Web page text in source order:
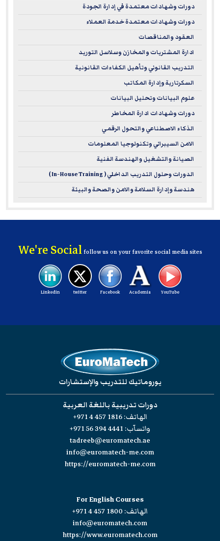
دورات وشهادات معتمدة في إدارة الجودة
دورات وشهادات معتمدة خدمة العملاء
العقود والمناقصات
ادارة المشتريات والمخازن وسلاسل التوريد
التدريب القانوني وتأهيل الكفاءات القانونية
السكرتارية وإدارة المكاتب
علوم البيانات وتحليل البيانات
دورات وشهادات ادارة المخاطر
الذكاء الاصطناعي والتحول الرقمي
الامن السيبراني وتكنولوجيا المعلومات
الصيانة والتشغيل والهندسة الفنية
الدورات وحلول التدريب الداخلي ( In-House Training )
هندسة وإدارة السلامة والامن والصحة والبيئة
We're Socialfollow us on your favorite social media sites
YouTube
Academia
Facebook
twitter
Linkedin
يوروماتيك للتدريب والإستشارات
دورات تدريبية باللغة العربية
الهاتف:+971 4 457 1816
واتسآب:+971 56 394 4441
tadreeb@euromatech.ae
info@euromatech-me.com
https://euromatech-me.com
For English Courses
الهاتف: +971 4 457 1800
info@euromatech.com
https://www.euromatech.com